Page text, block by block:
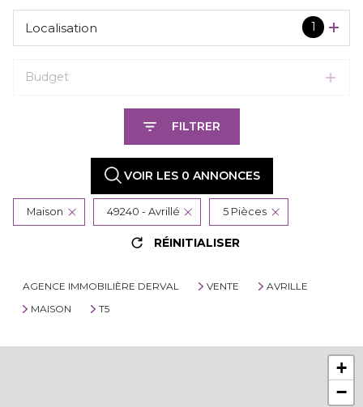
1
Localisation
Budget
FILTRER
VOIR LES 0 ANNONCES
Maison 49240 - Avrillé 5 Pièces
RÉINITIALISER
AGENCE IMMOBILIÈRE DERVAL VENTE
AVRILLE
MAISON
T5
+
−